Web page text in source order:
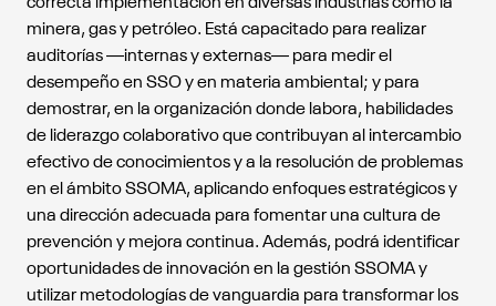
minera, gas y petróleo. Está capacitado para realizar
auditorías ―internas y externas― para medir el
desempeño en SSO y en materia ambiental; y para
demostrar, en la organización donde labora, habilidades
de liderazgo colaborativo que contribuyan al intercambio
efectivo de conocimientos y a la resolución de problemas
en el ámbito SSOMA, aplicando enfoques estratégicos y
una dirección adecuada para fomentar una cultura de
prevención y mejora continua. Además, podrá identificar
oportunidades de innovación en la gestión SSOMA y
utilizar metodologías de vanguardia para transformar los